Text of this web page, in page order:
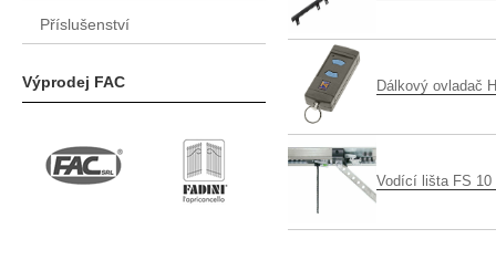
Příslušenství
Výprodej FAC Dálkový ovladač
Vodící lišta FS 10